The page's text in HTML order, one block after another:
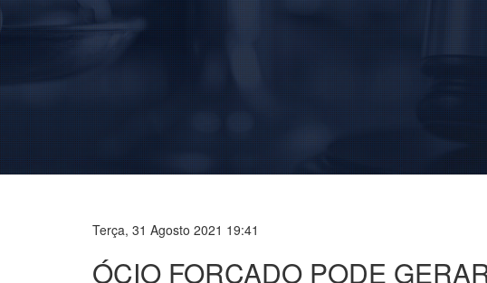
Terça, 31 Agosto 2021 19:41
ÓCIO FORÇADO PODE